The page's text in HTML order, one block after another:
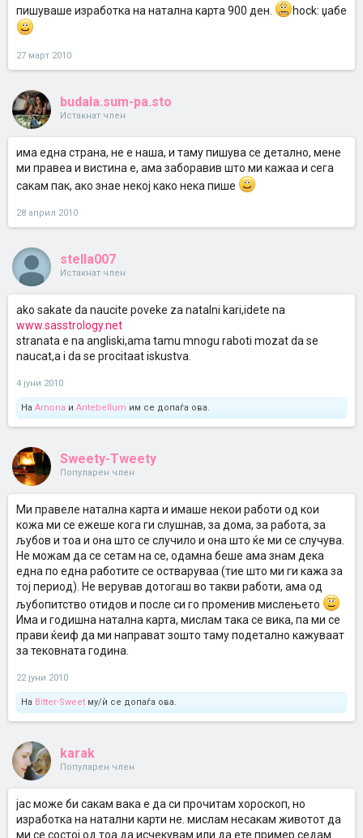
пишуваше изработка на натална карта 900 ден.
hock: џабе
27 март 2010
budala.sum-pa.sto
Истакнат член
има една страна, не е наша, и таму пишува се детално, мене
ми правеа и вистина е, ама заборавив што ми кажаа и сега
сакам пак, ако знае некој како нека пише
28 април 2010
stella007
Истакнат член
ako sakate da naucite poveke za natalni kari,idete na
www.sasstrology.net
stranata e na angliski,ama tamu mnogu raboti mozat da se
naucat,a i da se procitaat iskustva.
4 јуни 2010
На Amona и Antebellum им се допаѓа ова.
Sweety-Tweety
Популарен член
Ми правеле натална карта и имаше некои работи од кои
кожа ми се ежеше кога ги слушнав, за дома, за работа, за
љубов и тоа и она што се случило и она што ќе ми се случува.
Не можам да се сетам на се, одамна беше ама знам дека
една по една работите се остваруваа (тие што ми ги кажа за
тој период). Не верував дотогаш во такви работи, ама од
љубопитство отидов и после си го променив мислењето
Има и годишна натална карта, мислам така се вика, па ми се
прави ќеиф да ми направат зошто таму подетално кажуваат
за тековната година.
22 јуни 2010
На Bitter-Sweet му/ѝ се допаѓа ова.
karak
Популарен член
јас може би сакам вака е да си прочитам хороскоп, но
изработка на натални карти не. мислам несакам животот да
ми се состој од тоа да исчекувам или да ете пример седам